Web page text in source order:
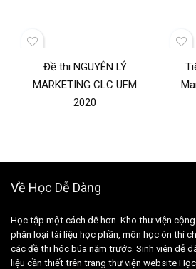
Đề thi NGUYÊN LÝ
MARKETING CLC UFM
2020
Về Học Dễ Dàng
Học tập một cách dễ hơn. Kho thư viện
phân loại tài liệu học phần, môn học ôn thi
các đề thi hóc búa năm trước. Sinh viên dễ
liệu cần thiết trên trang thư viện website